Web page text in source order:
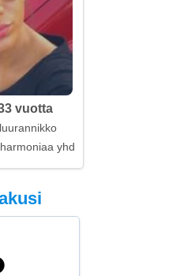
vuotta
yhdessä